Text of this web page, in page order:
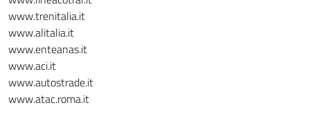
www.trenitalia.it
www.alitalia.it
www.enteanas.it
www.aci.it
www.autostrade.it
www.atac.roma.it